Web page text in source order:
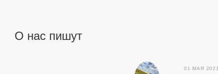
О нас пишут
01 МАЯ